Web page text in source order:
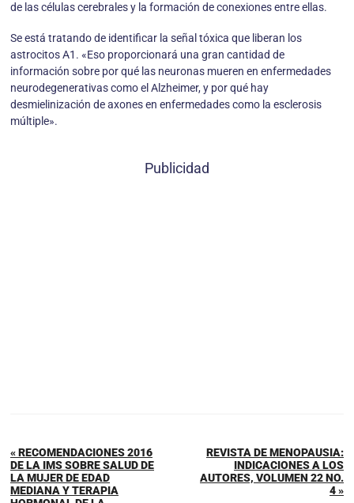
de las células cerebrales y la formación de conexiones entre ellas.
Se está tratando de identificar la señal tóxica que liberan los
astrocitos A1. «Eso proporcionará una gran cantidad de
información sobre por qué las neuronas mueren en enfermedades
neurodegenerativas como el Alzheimer, y por qué hay
desmielinización de axones en enfermedades como la esclerosis
múltiple».
Publicidad
« RECOMENDACIONES 2016
DE LA IMS SOBRE SALUD DE
LA MUJER DE EDAD
MEDIANA Y TERAPIA
REVISTA DE MENOPAUSIA:
INDICACIONES A LOS
AUTORES, VOLUMEN 22 NO.
4 »